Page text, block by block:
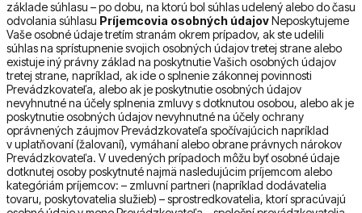
základe súhlasu – po dobu, na ktorú bol súhlas udelený alebo do času
odvolania súhlasu Príjemcovia osobných údajovNeposkytujeme
Vaše osobné údaje tretím stranám okrem prípadov, ak ste udelili
súhlas na sprístupnenie svojich osobných údajov tretej strane alebo
existuje iný právny základ na poskytnutie Vašich osobných údajov
tretej strane, napríklad, ak ide o splnenie zákonnej povinnosti
Prevádzkovateľa, alebo ak je poskytnutie osobných údajov
nevyhnutné na účely splnenia zmluvy s dotknutou osobou, alebo ak je
poskytnutie osobných údajov nevyhnutné na účely ochrany
oprávnených záujmov Prevádzkovateľa spočívajúcich napríklad
v uplatňovaní (žalovaní), vymáhaní alebo obrane právnych nárokov
Prevádzkovateľa. V uvedených prípadoch môžu byť osobné údaje
dotknutej osoby poskytnuté najmä nasledujúcim príjemcom alebo
kategóriám príjemcov: – zmluvní partneri (napríklad dodávatelia
tovaru, poskytovatelia služieb) – sprostredkovatelia, ktorí spracúvajú